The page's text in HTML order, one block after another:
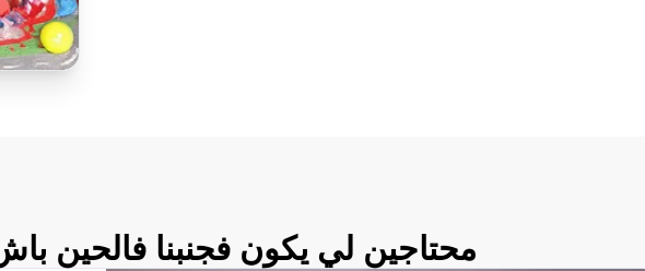
Sections accompagnementمحتاجين لي يكون فجنبنا فالحين